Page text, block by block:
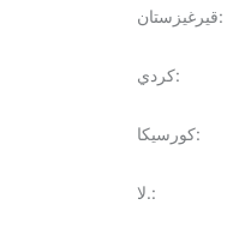
قيرغيزستان:
كردي:
كورسيكا:
لا.: